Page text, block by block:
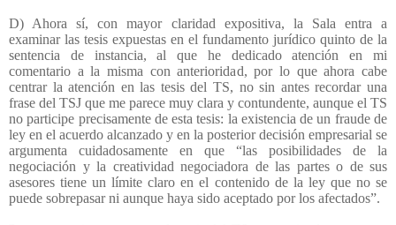
D) Ahora sí, con mayor claridad expositiva, la Sala entra a
examinar las tesis expuestas en el fundamento jurídico quinto de la
sentencia de instancia, al que he dedicado atención en mi
comentario a la misma con anterioridad, por lo que ahora cabe
centrar la atención en las tesis del TS, no sin antes recordar una
frase del TSJ que me parece muy clara y contundente, aunque el TS
no participe precisamente de esta tesis: la existencia de un fraude de
ley en el acuerdo alcanzado y en la posterior decisión empresarial se
argumenta cuidadosamente en que “las posibilidades de la
negociación y la creatividad negociadora de las partes o de sus
asesores tiene un límite claro en el contenido de la ley que no se
puede sobrepasar ni aunque haya sido aceptado por los afectados”.